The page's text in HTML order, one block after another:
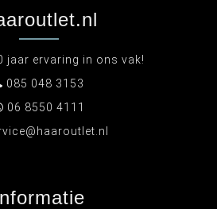
jaar ervaring in ons vak!
085 048 3153
06 8550 4111